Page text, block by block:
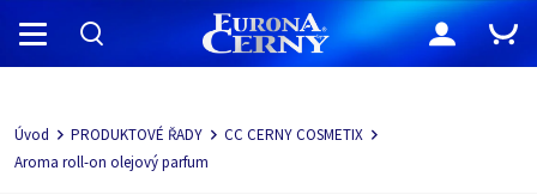
Navigácia
Úvod PRODUKTOVÉ ŘADY
CC CERNY COSMETIX
Aroma roll-on olejový parfum